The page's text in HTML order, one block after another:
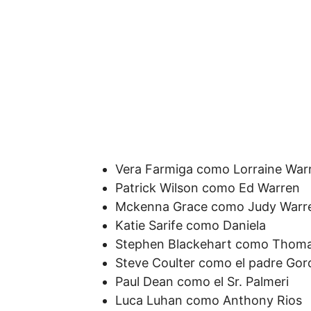
Vera Farmiga como Lorraine
Patrick Wilson como Ed Warren
Mckenna Grace como Judy
Katie Sarife como Daniela
Stephen Blackehart como
Steve Coulter como el padre
Paul Dean como el Sr. Palmeri
Luca Luhan como Anthony Rios